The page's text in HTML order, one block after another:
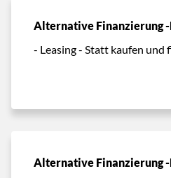
Alternative Finanzierung
- Leasing - Statt kaufen und
Alternative Finanzierung -